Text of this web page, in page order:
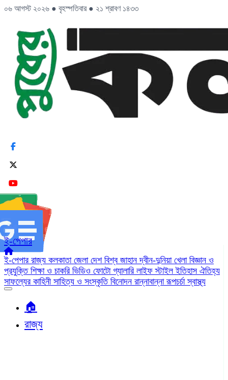
০৬ আগস্ট ২০২৬ ● বৃহস্পতিবার ● ২১ শ্রাবণ ১৪৩৩
ই-পেপার
ই-পেপার রাজ্য কলকাতা জেলা দেশ বিশ্ব জাহানদ্বীন-দুনিয়া খেলা বিজ্ঞান ও
প্রযুক্তি শিক্ষা ও চাকরি ভিডিও ফোটো গ্যালারি লাইফ স্টাইলইতিহাস ঐতিহ্য
সাফল্যের কাহিনী সাহিত্য ও সংস্কৃতি বিনোদন রান্নাবান্নারূপচর্চাস্বাস্থ্য
🏠︎
রাজ্য